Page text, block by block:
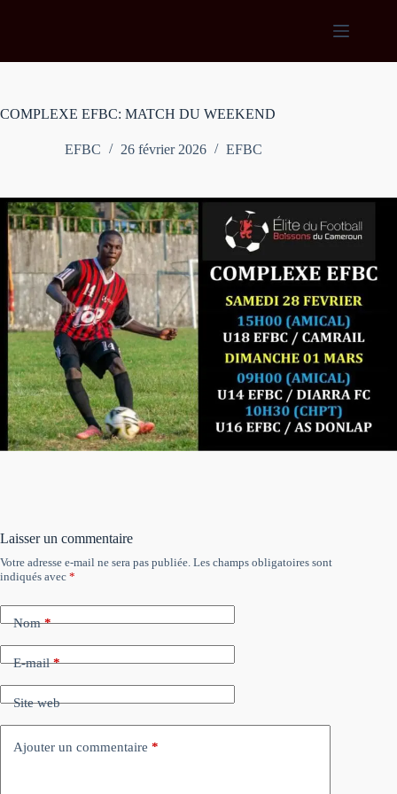
COMPLEXE EFBC: MATCH DU WEEKEND
EFBC 26 février 2026 EFBC
Laisser un commentaire
Votre adresse e-mail ne sera pas publiée. Les champs obligatoires sont
indiqués avec *
Nom*
E-mail*
Site web
Ajouter un commentaire *